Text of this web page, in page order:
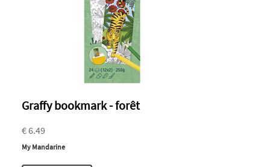
Graffy bookmark - forêt
€ 6.49
My Mandarine